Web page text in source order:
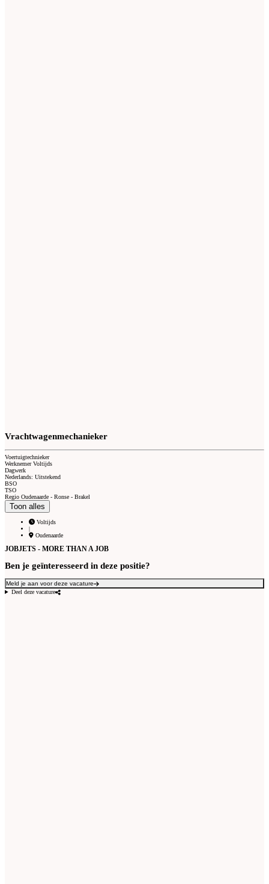
Vrachtwagenmechanieker
Voertuigtechnieker
Werknemer Voltijds
Dagwerk
Nederlands: Uitstekend
BSO
TSO
Regio Oudenaarde - Ronse - Brakel
Toon alles
Voltijds
|
Oudenaarde
JOBJETS - MORE THAN A JOB
Ben je geïnteresseerd in deze positie?
Meld je aan voor deze vacature
Deel deze vacature